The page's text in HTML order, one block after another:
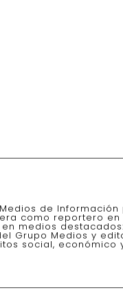
de
como reportero
medios
Medios y
social, económico